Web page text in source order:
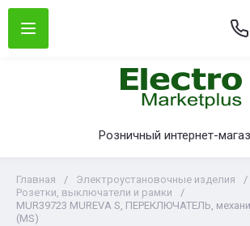
Розничный интернет-
Главная / Электроустановочные изделия
/
Розетки, выключатели и рамки
/
MUR39723 MUREVA S, ПЕРЕКЛЮЧАТЕЛЬ,
(MS)